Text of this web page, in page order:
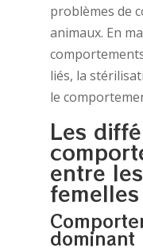
problèmes de
animaux. En
liés, la
le
Les
entre
femelles
dominant